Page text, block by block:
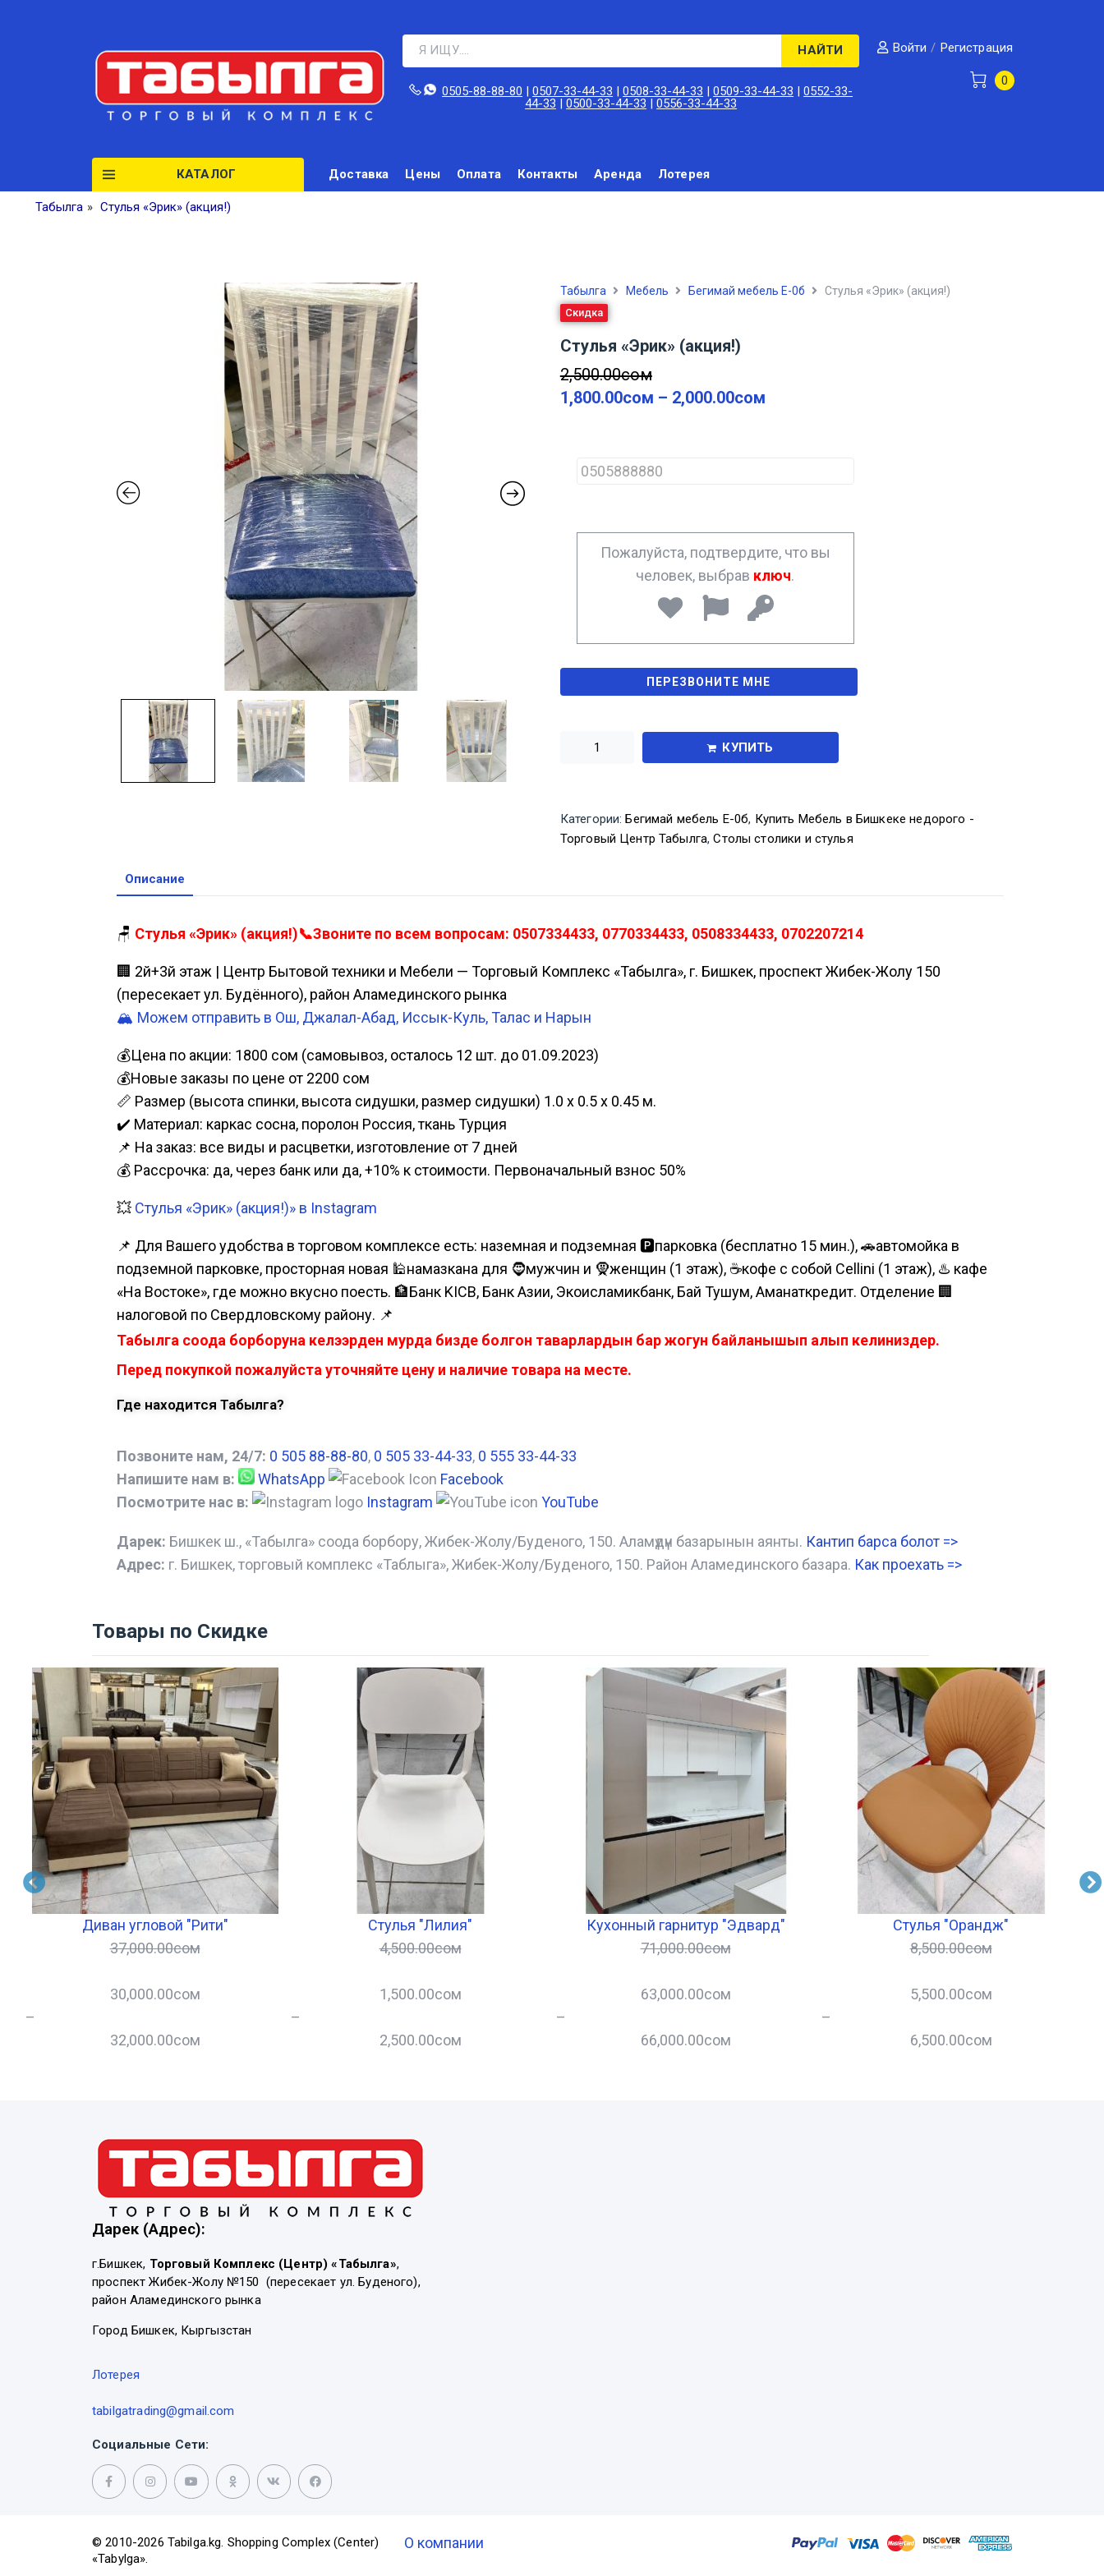
НАЙТИ
0505-88-88-80‬ |0507-33-44-33 |0508-33-44-33 |0509-33-44-33 |0552-33-
44-33 |0500-33-44-33 |0556-33-44-33
Войти / Регистрация
0
КАТАЛОГ Доставка Цены Оплата Контакты Аренда Лотерея
Табылга » Стулья «Эрик» (акция!)
Табылга Мебель Бегимай мебель Е-0б Стулья «Эрик» (акция!)
Скидка
Стулья «Эрик» (акция!)
2,500.00сом
1,800.00сом – 2,000.00сом
h
Пожалуйста, подтвердите, что вы
человек, выбрав ключ.
КУПИТЬ
Категории: Бегимай мебель Е-0б, Купить Мебель в Бишкеке недорого -
Торговый Центр Табылга,Столы столики и стулья
Описание
🪑 Стулья «Эрик» (акция!)📞Звоните по всем вопросам: 0507334433, 0770334433, 0508334433, 0702207214
🏢 2й+3й этаж | Центр Бытовой техники и Мебели — Торговый Комплекс «Табылга», г. Бишкек, проспект Жибек-Жолу 150
(пересекает ул. Будённого), район Аламединского рынка
🏔️ Можем отправить в Ош, Джалал-Абад, Иссык-Куль, Талас и Нарын
💰Цена по акции: 1800 сом (самовывоз, осталось 12 шт. до 01.09.2023)
💰Новые заказы по цене от 2200 сом
📏 Размер (высота спинки, высота сидушки, размер сидушки) 1.0 х 0.5 х 0.45 м.
✔️ Материал: каркас сосна, поролон Россия, ткань Турция
📌 На заказ: все виды и расцветки, изготовление от 7 дней
💰 Рассрочка: да, через банк или да, +10% к стоимости. Первоначальный взнос 50%
💥 Стулья «Эрик» (акция!)» в Instagram
📌 Для Вашего удобства в торговом комплексе есть: наземная и подземная 🅿парковка (бесплатно 15 мин.), 🚗автомойка в
подземной парковке, просторная новая 🕌намазкана для 🧔мужчин и 🧕женщин (1 этаж), ☕кофе с собой Cellini (1 этаж), ♨️ кафе
«На Востоке», где можно вкусно поесть. 🏦Банк KICB, Банк Азии, Экоисламикбанк, Бай Тушум, Аманаткредит. Отделение 🏢
налоговой по Свердловскому району. 📌
Табылга соода борборуна келээрден мурда бизде болгон таварлардын бар жогун байланышып алып келиниздер.
Перед покупкой пожалуйста уточняйте цену и наличие товара на месте.
Где находится Табылга?
Позвоните нам, 24/7: 0 505 88-88-80, 0 505 33-44-33, 0 555 33-44-33
Напишите нам в:
WhatsApp
Facebook
Посмотрите нас в:
Instagram YouTube
Дарек: Бишкек ш., «Табылга» соода борбору, Жибек-Жолу/Буденого, 150. Аламүдүн базарынын аянты. Кантип барса болот =>
Адрес: г. Бишкек, торговый комплекс «Таблыга», Жибек-Жолу/Буденого, 150. Район Аламединского базара. Как проехать =>
Товары по Скидке
Диван угловой "Рити"
37,000.00сом
30,000.00сом
–
32,000.00сом
Стулья "Лилия"
4,500.00сом
1,500.00сом
–
2,500.00сом
Кухонный гарнитур "Эдвард"
71,000.00сом
63,000.00сом
–
66,000.00сом
Стулья "Орандж"
8,500.00сом
5,500.00сом
–
6,500.00сом
Дарек (Адрес):
г.Бишкек, Торговый Комплекс (Центр) «Табылга»,
проспект Жибек-Жолу №150 (пересекает ул. Буденого),
район Аламединского рынка
Город Бишкек, Кыргызстан
Лотерея
tabilgatrading@gmail.com
Социальные Сети:
© 2010-2026 Tabilga.kg. Shopping Complex (Center)
«Tabylga».
О компании